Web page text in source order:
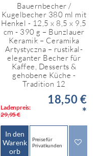
Bauernbecher /
Kugelbecher 380 ml mit
Henkel - 12,5 x 8,5 x 9,5
cm - 390 g – Bunzlauer
Keramik – Ceramika
Artystyczna – rustikal-
eleganter Becher für
Kaffee, Desserts &
gehobene Küche -
Tradition 12
Ladenpreis:
29,95 €
18,50 €
*
In den
Warenk
orb
Preise für
Privatkunden